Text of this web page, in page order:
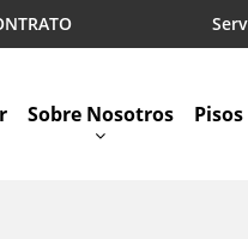
Sobre Nosotros